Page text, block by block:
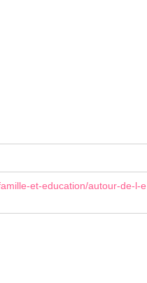
et-education/autour-de-l-e